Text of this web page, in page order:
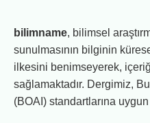
bilimname, bilimsel
sunulmasının bilginin
ilkesini benimseyerek,
sağlamaktadır. Dergimiz,
(BOAI) standartlarına